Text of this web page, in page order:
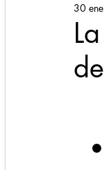
Santa 30